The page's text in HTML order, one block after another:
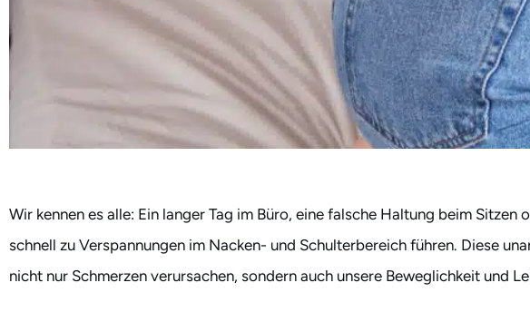
Wir kennen es alle: Ein langer Tag im Büro, eine falsche Haltung beim Sitzen
schnell zu Verspannungen im Nacken- und Schulterbereich führen. Diese
nicht nur Schmerzen verursachen, sondern auch unsere Beweglichkeit und